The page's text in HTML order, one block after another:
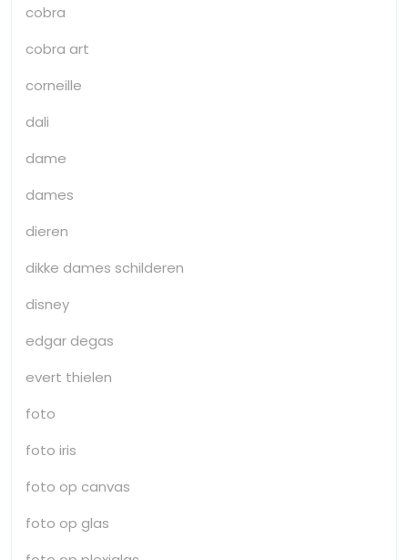
cobra
cobra art
corneille
dali
dame
dames
dieren
dikke dames schilderen
disney
edgar degas
evert thielen
foto
foto iris
foto op canvas
foto op glas